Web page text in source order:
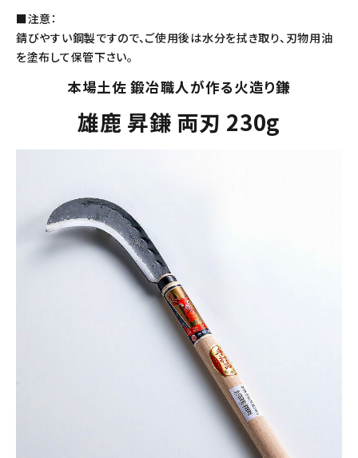
■注意：
錆びやすい鋼製ですので、ご使用後は水分を拭き取り、刃物用油
を塗布して保管下さい。
本場土佐 鍛冶職人が作る火造り鎌
雄鹿 昇鎌 両刃 230g